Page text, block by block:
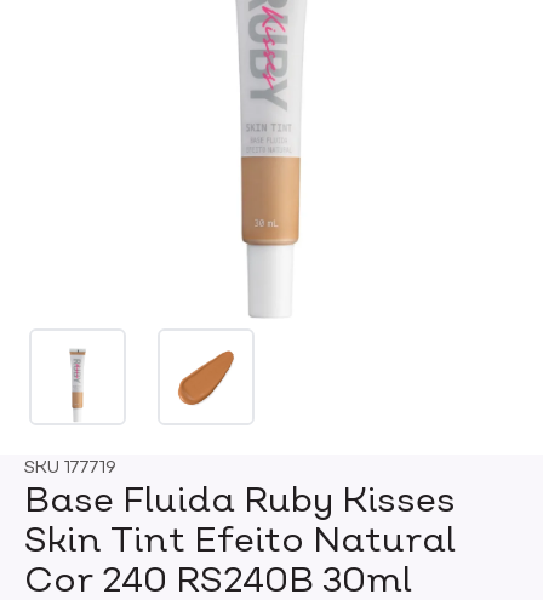
SKU 177719
Base Fluida Ruby Kisses
Skin Tint Efeito Natural
Cor 240 RS240B 30ml